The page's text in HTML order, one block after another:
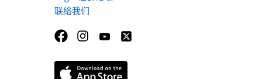
联络我们